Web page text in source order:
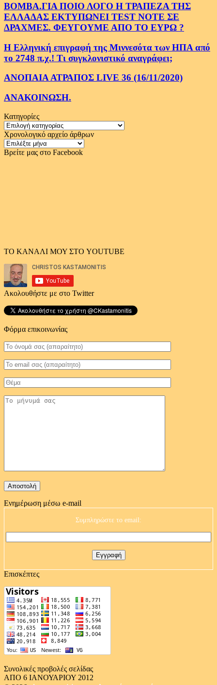
ΒΟΜΒΑ.ΓΙΑ ΠΟΙΟ ΛΟΓΟ Η ΤΡΑΠΕΖΑ ΤΗΣ
ΕΛΛΑΔΑΣ ΕΚΤΥΠΩΝΕΙ TEST NOTE ΣΕ
ΔΡΑΧΜΕΣ. ΦΕΥΓΟΥΜΕ ΑΠΟ ΤΟ ΕΥΡΩ ?
Η Ελληνική επιγραφή της Μιννεσότα των ΗΠΑ από
το 2748 π.χ.! Τι συγκλονιστικό αναγράφει;
ΑΝΟΠΑΙΑ ΑΤΡΑΠΟΣ LIVE 36 (16/11/2020)
ΑΝΑΚΟΙΝΩΣΗ.
Κατηγορίες
Κατηγορίες
Χρονολογικό αρχείο άρθρων
Χρονολογικό
αρχείο
Βρείτε μας στο Facebook
ΤΟ ΚΑΝΑΛΙ ΜΟΥ ΣΤΟ YOUTUBE
Ακολουθήστε με στο Twitter
Φόρμα επικοινωνίας
Ενημέρωση μέσω e-mail
Συμπληρώστε το email:
Επισκέπτες
Συνολικές προβολές σελίδας
ΑΠΟ 6 ΙΑΝΟΥΑΡΙΟΥ 2012